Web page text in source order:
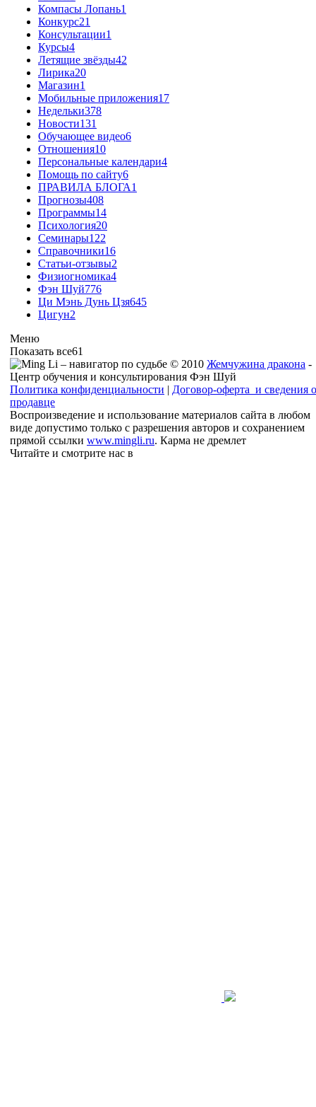
Компасы Лопань1
Конкурс21
Консультации1
Курсы4
Летящие звёзды42
Лирика20
Магазин1
Мобильные приложения17
Недельки378
Новости131
Обучающее видео6
Отношения10
Персональные календари4
Помощь по сайту6
ПРАВИЛА БЛОГА1
Прогнозы408
Программы14
Психология20
Семинары122
Справочники16
Статьи-отзывы2
Физиогномика4
Фэн Шуй776
Ци Мэнь Дунь Цзя645
Цигун2
Меню
Показать все61
© 2010 Жемчужина дракона -
Центр обучения и консультирования Фэн Шуй
Политика конфиденциальности | Договор-оферта и сведения о
продавце
Воспроизведение и использование материалов сайта в любом
виде допустимо только с разрешения авторов и сохранением
прямой ссылки www.mingli.ru. Карма не дремлет
Читайте и смотрите нас в